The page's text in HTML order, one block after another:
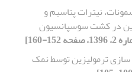
نیترات پتاسیم و
در کشت سوسپانسیون
سازی ترمولیزین توسط نمک